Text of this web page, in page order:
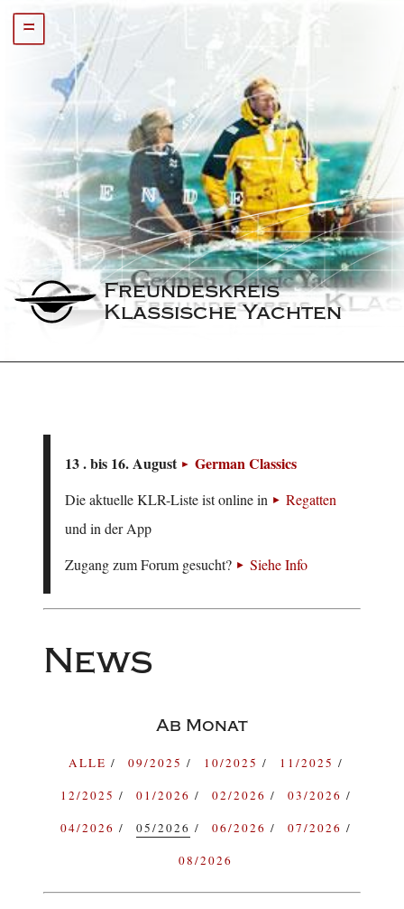
=
Freundeskreis
Klassische Yachten
13 . bis 16. August German Classics
Die aktuelle KLR-Liste ist online in
Regatten
und in der App
Zugang zum Forum gesucht?
Siehe Info
News
Ab Monat
ALLE 09/2025 10/2025
11/2025
12/2025
01/2026 02/2026
03/2026
04/2026
05/2026 06/2026
07/2026
08/2026